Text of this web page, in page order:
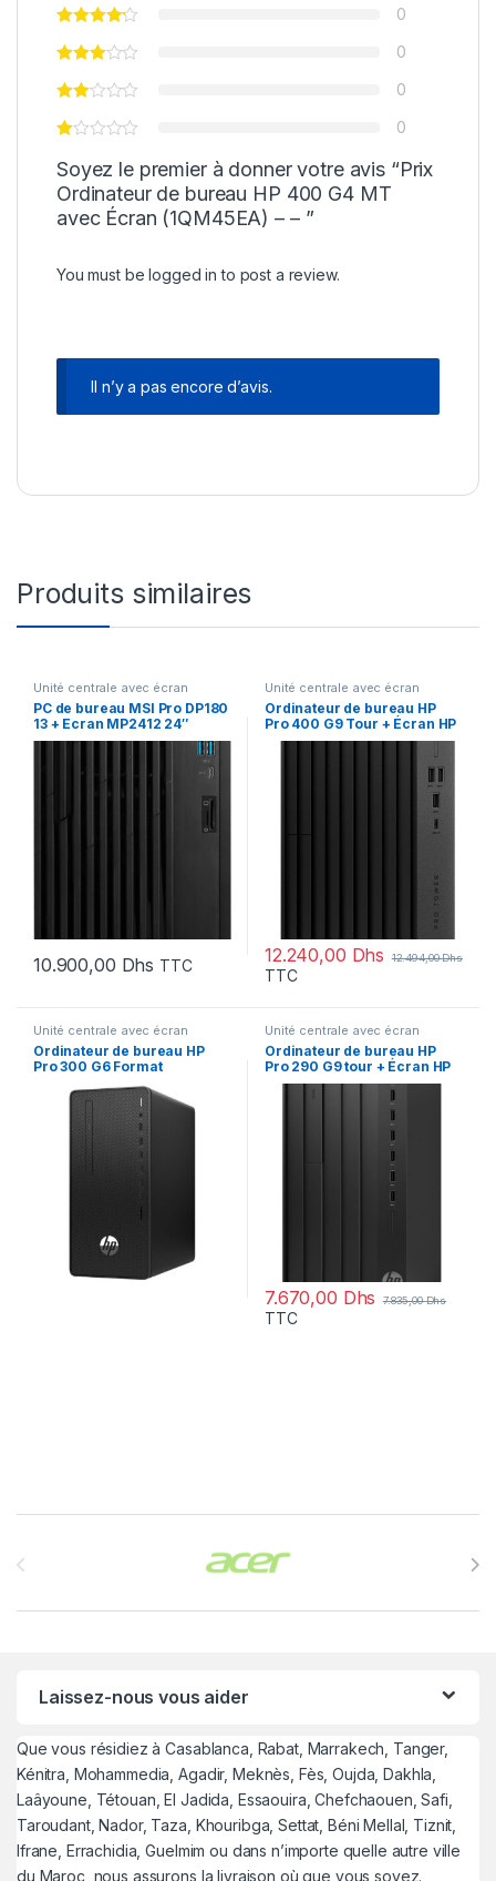
0
0
0
0
Soyez le premier à donner votre avis “Prix
Ordinateur de bureau HP 400 G4 MT
avec Écran (1QM45EA) – – ”
You must belogged in to post a review.
Il n’y a pas encore d’avis.
Produits similaires
Unité centrale avec écran
PC de bureau MSI Pro DP180
13 + Ecran MP2412 24″
10.900,00 Dhs TTC
Unité centrale avec écran
Ordinateur de bureau HP
Pro 400 G9 Tour + Écran HP
P22V (6U4U6EA)
12.240,00 Dhs 12.494,00Dhs
TTC
Unité centrale avec écran
Ordinateur de bureau HP
Pro 300 G6 Format
(2T8E0ES)
Unité centrale avec écran
Ordinateur de bureau HP
Pro 290 G9 tour + Écran HP
P22V G5 FHD (9M946AT)
7.670,00 Dhs 7.835,00Dhs
TTC
Laissez-nous vous aider
Que vous résidiez à Casablanca, Rabat, Marrakech, Tanger,
Kénitra, Mohammedia, Agadir, Meknès, Fès, Oujda, Dakhla,
Laâyoune, Tétouan, El Jadida, Essaouira, Chefchaouen, Safi,
Taroudant, Nador, Taza, Khouribga, Settat, Béni Mellal, Tiznit,
Ifrane, Errachidia, Guelmim ou dans n’importe quelle autre ville
du Maroc, nous assurons la livraison où que vous soyez.